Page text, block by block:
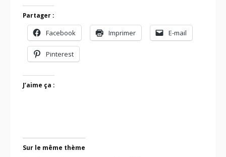
Partager :
Facebook Imprimer E-mail
Pinterest
J’aime ça :
Sur le même thème